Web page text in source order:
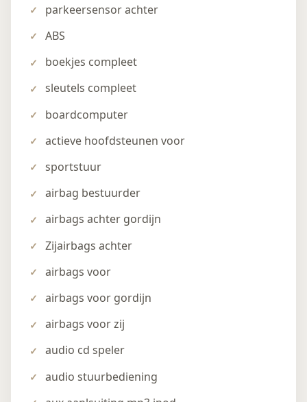
parkeersensor achter
ABS
boekjes compleet
sleutels compleet
boardcomputer
actieve hoofdsteunen voor
sportstuur
airbag bestuurder
airbags achter gordijn
Zijairbags achter
airbags voor
airbags voor gordijn
airbags voor zij
audio cd speler
audio stuurbediening